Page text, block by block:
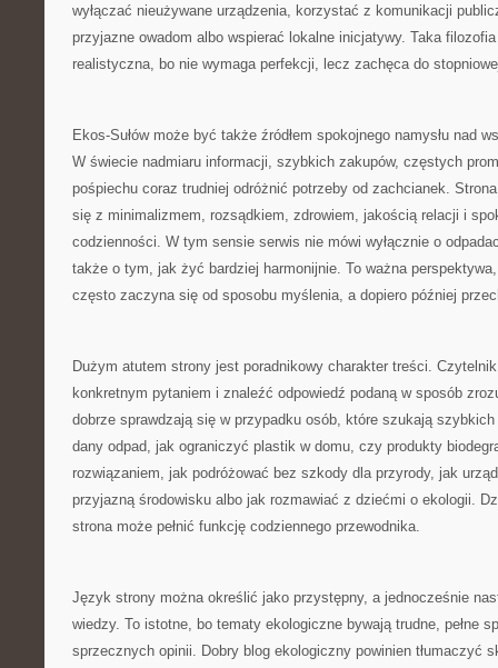
wyłączać nieużywane urządzenia, korzystać z komunikacji
przyjazne owadom albo wspierać lokalne inicjatywy. Taka
realistyczna, bo nie wymaga perfekcji, lecz zachęca do
Ekos-Sułów może być także źródłem spokojnego namysłu nad
W świecie nadmiaru informacji, szybkich zakupów, częstych
pośpiechu coraz trudniej odróżnić potrzeby od zachcianek.
się z minimalizmem, rozsądkiem, zdrowiem, jakością relacji i
codzienności. W tym sensie serwis nie mówi wyłącznie o
także o tym, jak żyć bardziej harmonijnie. To ważna
często zaczyna się od sposobu myślenia, a dopiero później
Dużym atutem strony jest poradnikowy charakter treści.
konkretnym pytaniem i znaleźć odpowiedź podaną w sposób
dobrze sprawdzają się w przypadku osób, które szukają
dany odpad, jak ograniczyć plastik w domu, czy produkty
rozwiązaniem, jak podróżować bez szkody dla przyrody, jak
przyjazną środowisku albo jak rozmawiać z dziećmi o ekologii.
strona może pełnić funkcję codziennego przewodnika.
Język strony można określić jako przystępny, a jednocześnie
wiedzy. To istotne, bo tematy ekologiczne bywają trudne, pełne
sprzecznych opinii. Dobry blog ekologiczny powinien tłumaczyć